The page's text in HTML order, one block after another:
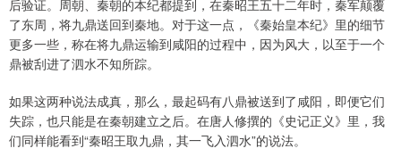
后验证。周朝、秦朝的本纪都提到，在秦昭王五十二年时，秦军颠覆
了东周，将九鼎送回到秦地。对于这一点，《秦始皇本纪》里的细节
更多一些，称在将九鼎运输到咸阳的过程中，因为风大，以至于一个
鼎被刮进了泗水不知所踪。
如果这两种说法成真，那么，最起码有八鼎被送到了咸阳，即便它们
失踪，也只能是在秦朝建立之后。在唐人修撰的《史记正义》里，我
们同样能看到“秦昭王取九鼎，其一飞入泗水”的说法。